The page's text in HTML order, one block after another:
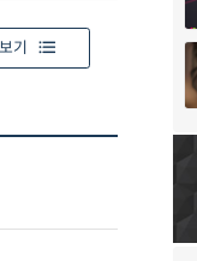
기